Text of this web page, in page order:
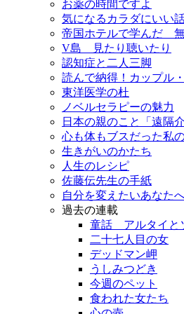
お薬の時間ですよ
気になるカラダにいい
帝国ホテルで学んだ
V島 見たり聴いたり
認知症と二人三脚
読んで納得！カップル
東洋医学の杜
ノベルセラピーの魅力
日本の親のこと「遠隔介
心も体もブスだった私
生きがいのかたち
人生のレシピ
佐藤伝先生の手紙
自分を変えたいあなた
過去の連載
童話 アルタイと
二十七人目の女
デッドマン岬
うしみつどき
今週のペット
食われた女たち